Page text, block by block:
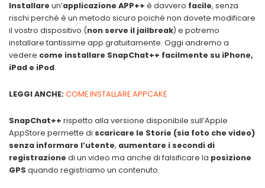
Installare un’applicazione APP++ è davvero facile, senza
rischi perché è un metodo sicuro poiché non dovete modificare
il vostro dispositivo (non serve il jailbreak) e potremo
installare tantissime app gratuitamente. Oggi andremo a
vedere come installare SnapChat++ facilmente su iPhone,
iPad e iPod.
LEGGI ANCHE: COME INSTALLARE APPCAKE
SnapChat++ rispetto alla versione disponibile sull’Apple
AppStore permette di scaricare le Storie (sia foto che video)
senza informare l’utente, aumentare i secondi di
registrazione di un video ma anche di falsificare la posizione
GPS quando registriamo un contenuto.